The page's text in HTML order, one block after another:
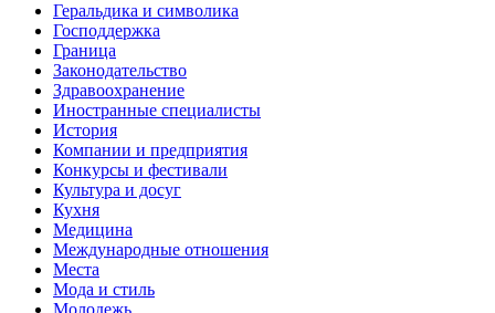
Геральдика и символика
Господдержка
Граница
Законодательство
Здравоохранение
Иностранные специалисты
История
Компании и предприятия
Конкурсы и фестивали
Культура и досуг
Кухня
Медицина
Международные отношения
Места
Мода и стиль